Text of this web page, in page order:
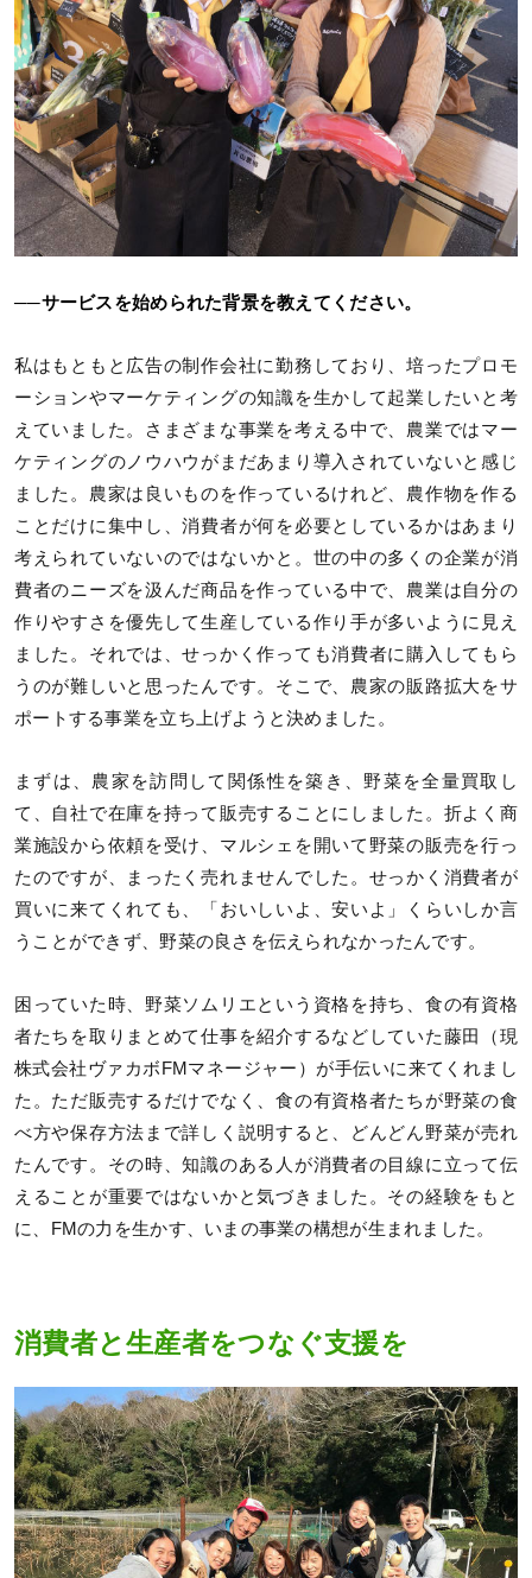
──サービスを始められた背景を教えてください。
私はもともと広告の制作会社に勤務しており、培ったプロモ
ーションやマーケティングの知識を生かして起業したいと考
えていました。さまざまな事業を考える中で、農業ではマー
ケティングのノウハウがまだあまり導入されていないと感じ
ました。農家は良いものを作っているけれど、農作物を作る
ことだけに集中し、消費者が何を必要としているかはあまり
考えられていないのではないかと。世の中の多くの企業が消
費者のニーズを汲んだ商品を作っている中で、農業は自分の
作りやすさを優先して生産している作り手が多いように見え
ました。それでは、せっかく作っても消費者に購入してもら
うのが難しいと思ったんです。そこで、農家の販路拡大をサ
ポートする事業を立ち上げようと決めました。
まずは、農家を訪問して関係性を築き、野菜を全量買取し
て、自社で在庫を持って販売することにしました。折よく商
業施設から依頼を受け、マルシェを開いて野菜の販売を行っ
たのですが、まったく売れませんでした。せっかく消費者が
買いに来てくれても、「おいしいよ、安いよ」くらいしか言
うことができず、野菜の良さを伝えられなかったんです。
困っていた時、野菜ソムリエという資格を持ち、食の有資格
者たちを取りまとめて仕事を紹介するなどしていた藤田（現
株式会社ヴァカボFMマネージャー）が手伝いに来てくれまし
た。ただ販売するだけでなく、食の有資格者たちが野菜の食
べ方や保存方法まで詳しく説明すると、どんどん野菜が売れ
たんです。その時、知識のある人が消費者の目線に立って伝
えることが重要ではないかと気づきました。その経験をもと
に、FMの力を生かす、いまの事業の構想が生まれました。
消費者と生産者をつなぐ支援を